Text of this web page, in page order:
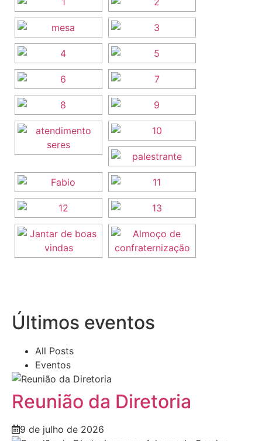
Últimos eventos
All Posts
Eventos
Reunião da Diretoria
9 de julho de 2026